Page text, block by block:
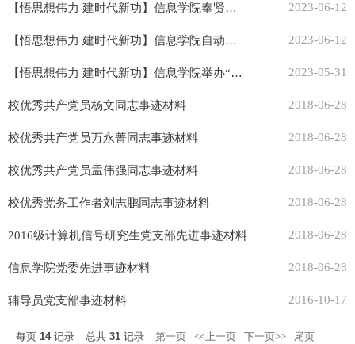
【悟思想伟力 建时代新功】信息学院奉贤校区师生党支部开展专题理论学习沙龙 2023-06-12
【悟思想伟力 建时代新功】信息学院自动化系第一党支部开展“加快建设教育强国”主题党课 2023-06-12
【悟思想伟力 建时代新功】信息学院举办“我心向党 科技报国”主题党日观摩活动 2023-05-31
校优秀共产党员杨文同志事迹材料 2018-06-28
校优秀共产党员万永菁同志事迹材料 2018-06-28
校优秀共产党员孟伟强同志事迹材料 2018-06-28
校优秀党务工作者刘志鹏同志事迹材料 2018-06-28
2016级计算机信号研究生党支部先进事迹材料 2018-06-28
信息学院党委先进事迹材料 2018-06-28
辅导员党支部事迹材料 2016-10-17
每页 14记录 总共 31 记录 第一页 <<上一页 下一页>> 尾页